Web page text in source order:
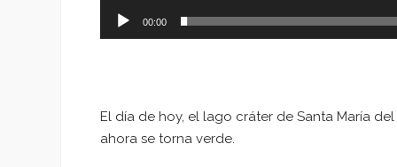
00:00
El día de hoy, el lago cráter de Santa María
ahora se torna verde.